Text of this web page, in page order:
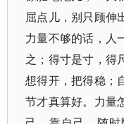
屈点儿，别只顾伸
力量不够的话，人
之；得寸是寸，得
想得开，把得稳；
节才真算好。力量